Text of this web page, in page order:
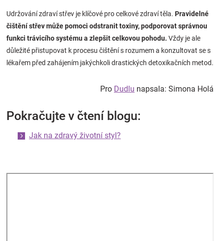
Udržování zdraví střev je klíčové pro celkové zdraví těla. Pravidelné
čištění střev může pomoci odstranit toxiny, podporovat správnou
funkci trávicího systému a zlepšit celkovou pohodu. Vždy je ale
důležité přistupovat k procesu čištění s rozumem a konzultovat se s
lékařem před zahájením jakýchkoli drastických detoxikačních metod.
Pro Dudlu napsala: Simona Holá
Pokračujte v čtení blogu:
Jak na zdravý životní styl?